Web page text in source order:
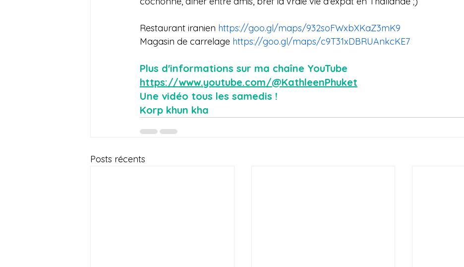
Restaurant iranien https://goo.gl/maps/932soFWxbXKaZ3mK9
Magasin de carrelage https://goo.gl/maps/c9T31xDBRUAnkcKE7
Plus d'informations sur ma chaîne YouTube
https://www.youtube.com/@KathleenPhuket
Une vidéo tous les samedis !
Korp khun kha
Posts récents